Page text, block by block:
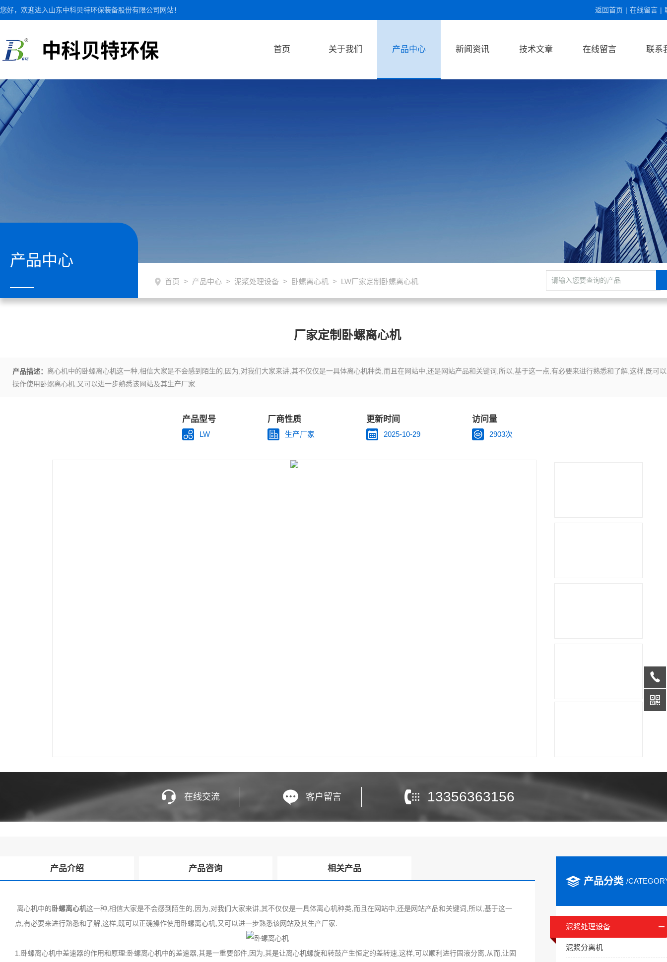
您好，欢迎进入山东中科贝特环保装备股份有限公司网站！ 返回首页 | 在线留言 |
首页 关于我们 产品中心 新闻资讯 技术文章 在线留言 联系
产品中心
首页 > 产品中心 > 泥浆处理设备 > 卧螺离心机 > LW厂家定制卧螺离心机
厂家定制卧螺离心机
产品描述： 离心机中的卧螺离心机这一种,相信大家是不会感到陌生的,因为,对我们大家来讲,其不仅仅是一具体离心机种类,而且在网站中,还是网站产品和关键词,所以,基于这一点,有必要来进行熟悉和了解,这样,既可
操作使用卧螺离心机,又可以进一步熟悉该网站及其生产厂家.
产品型号
LW
厂商性质
生产厂家
更新时间
2025-10-29
访问量
2903次
在线交流 客户留言 13356363156
产品介绍 产品咨询 相关产品
离心机中的 卧螺离心机这一种,相信大家是不会感到陌生的,因为,对我们大家来讲,其不仅仅是一具体离心机种类,而且在网站中,还是网站产品和关键词,所以,基于这一
点,有必要来进行熟悉和了解,这样,既可以正确操作使用卧螺离心机,又可以进一步熟悉该网站及其生产厂家.
1.卧螺离心机中差速器的作用和原理:卧螺离心机中的差速器,其是一重要部件,因为,其是让离心机螺旋和转鼓产生恒定的差转速,这样,可以顺利进行固液分离,从而,让固
产品分类 /
泥浆处理设备
泥浆分离机